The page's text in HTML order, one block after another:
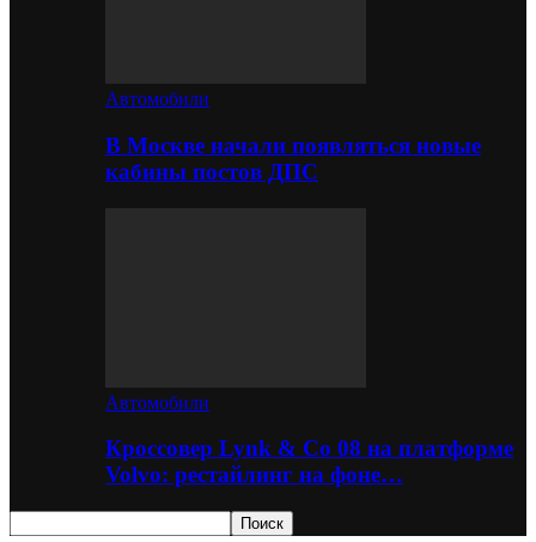
Автомобили
В Москве начали появляться новые
кабины постов ДПС
Автомобили
Кроссовер Lynk & Co 08 на платформе
Volvo: рестайлинг на фоне…